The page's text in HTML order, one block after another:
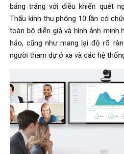
bảng trắng với điều khiển quét
Thấu kính thu phóng 10 lần có
toàn bộ diễn giả và hình ảnh minh
hảo, cũng như mang lại độ rõ
người tham dự ở xa và các hệ